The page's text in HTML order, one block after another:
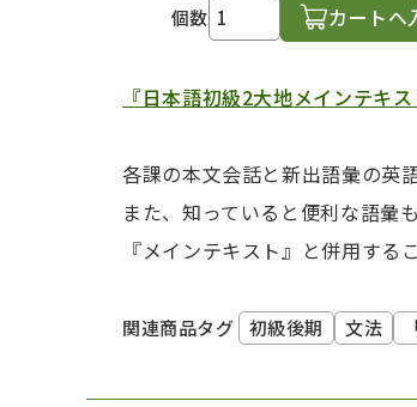
個数
カートへ
『日本語初級2大地メインテキス
各課の本文会話と新出語彙の英
また、知っていると便利な語彙
『メインテキスト』と併用する
関連商品タグ 初級後期 文法